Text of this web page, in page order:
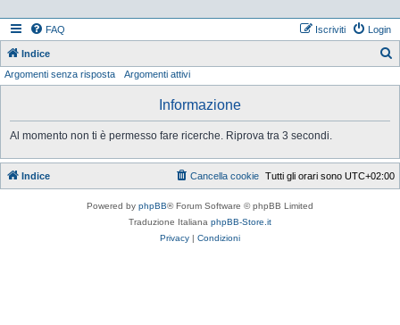
FAQ Login
Iscriviti
Indice
Argomenti senza risposta Argomenti attivi
Informazione
Al momento non ti è permesso fare ricerche. Riprova tra 3 secondi.
Indice Tutti gli orari sono UTC+02:00
Cancella cookie
Powered by phpBB® Forum Software © phpBB Limited
Traduzione Italiana phpBB-Store.it
Privacy | Condizioni